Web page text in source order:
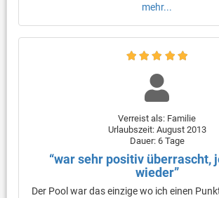
mehr...
Verreist als: Familie
Urlaubszeit: August 2013
Dauer: 6 Tage
“war sehr positiv überrascht,
wieder”
Der Pool war das einzige wo ich einen